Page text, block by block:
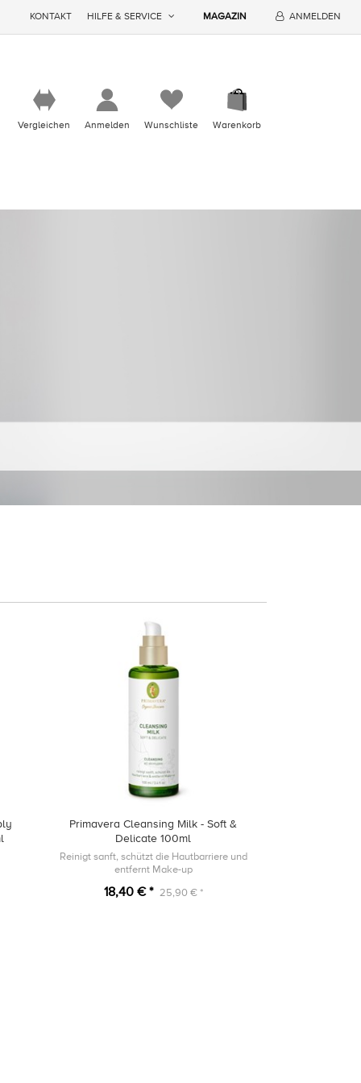
KONTAKT HILFE & SERVICE MAGAZIN ANMELDEN
Vergleichen Anmelden Wunschliste Warenkorb
Primavera Cleansing Milk - Soft &
Delicate 100ml
Reinigt sanft, schützt die Hautbarriere und
entfernt Make-up
18,40 € * 25,90 € *